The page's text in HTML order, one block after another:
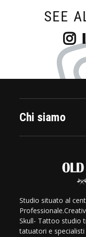
SEE
Chi siamo
Studio situato al
Skull- Tattoo studio
tatuatori e